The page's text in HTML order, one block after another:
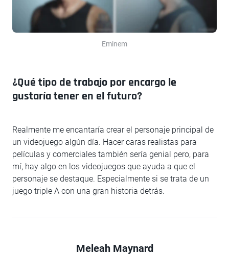
Eminem
¿Qué tipo de trabajo por encargo le
gustaría tener en el futuro?
Realmente me encantaría crear el personaje principal de
un videojuego algún día. Hacer caras realistas para
películas y comerciales también sería genial pero, para
mí, hay algo en los videojuegos que ayuda a que el
personaje se destaque. Especialmente si se trata de un
juego triple A con una gran historia detrás.
Meleah Maynard